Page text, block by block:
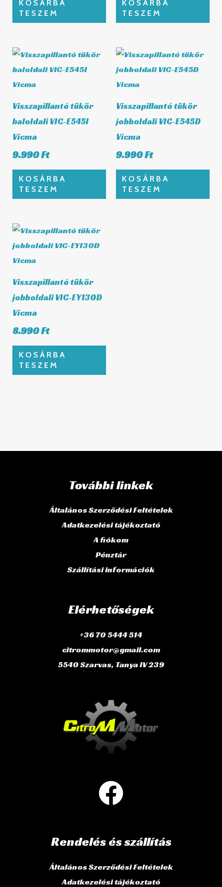
KOSÁRBA
TESZEM
KOSÁRBA
TESZEM
Visszapillantó tükör
baloldali VIC-E545I
Vicma
9.990Ft
KOSÁRBA
TESZEM
Visszapillantó tükör
jobboldali VIC-E545D
Vicma
9.990Ft
KOSÁRBA
TESZEM
Visszapillantó tükör
jobboldali VIC-EY130D
Vicma
8.990Ft
KOSÁRBA
TESZEM
További linkek
Általános Szerződési Feltételek
Adatkezelési tájékoztató
A fiókom
Pénztár
Szállítási információk
Elérhetőségek
+36 70 5444 514
citrommotor@gmail.com
5540 Szarvas, Tanya IV 239
Rendelés és szállítás
Általános Szerződési Feltételek
Adatkezelési tájékoztató